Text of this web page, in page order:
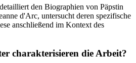
den Biographien von Päpstin
d'Arc, untersucht deren spezifische
anschließend im Kontext des
charakterisieren die Arbeit?